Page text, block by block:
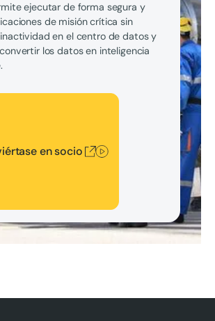
ejecutar de forma segura y
de misión crítica sin
en el centro de datos y
los datos en inteligencia
en socio
en socio